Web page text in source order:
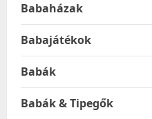
Babaházak
Babajátékok
Babák
Babák & Tipegők